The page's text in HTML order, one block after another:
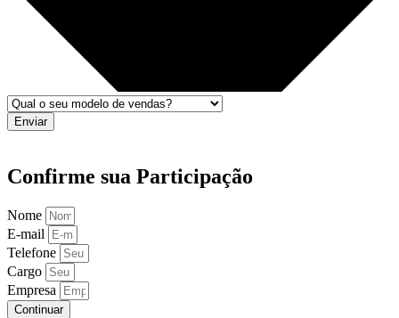
Enviar
Confirme sua Participação
Nome
E-mail
Telefone
Cargo
Empresa
Continuar